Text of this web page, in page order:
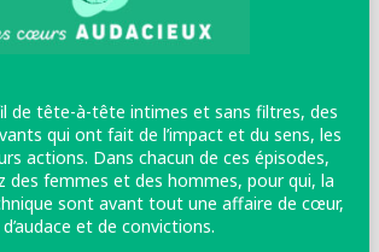
de tête-à-tête intimes et sans filtres, des
qui ont fait de l’impact et du sens, les
actions. Dans chacun de ces épisodes,
des femmes et des hommes, pour qui, la
sont avant tout une affaire de cœur,
d’audace et de convictions.